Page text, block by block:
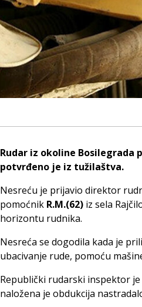
Rudar iz okoline Bosilegrada
potvrđeno je iz tužilaštva.
Nesreću je prijavio direktor
pomoćnik R.M.(62) iz sela
horizontu rudnika.
Nesreća se dogodila kada je
ubacivanje rude, pomoću
Republički rudarski inspektor
naložena je obdukcija